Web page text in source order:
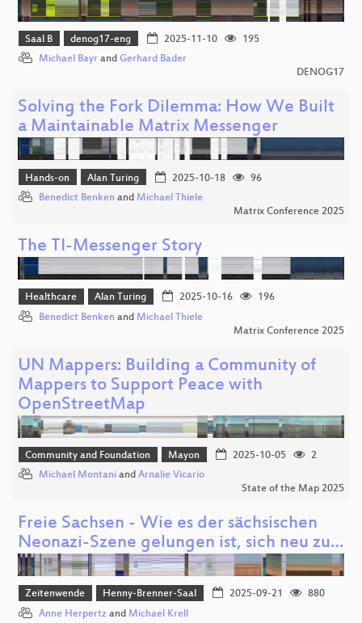
Saal B denog17-eng 2025-11-10
195
Michael Bayr and Gerhard Bader
DENOG17
Solving the Fork Dilemma: How We Built
a Maintainable Matrix Messenger
Hands-on Alan Turing 2025-10-18
96
Benedict Benken and Michael Thiele
Matrix Conference 2025
The TI-Messenger Story
Healthcare Alan Turing 2025-10-16
196
Benedict Benken and Michael Thiele
Matrix Conference 2025
UN Mappers: Building a Community of
Mappers to Support Peace with
OpenStreetMap
Community and Foundation Mayon 2025-10-05
2
Michael Montani and Arnalie Vicario
State of the Map 2025
Freie Sachsen - Wie es der sächsischen
Neonazi-Szene gelungen ist, sich neu zu…
Zeitenwende Henny-Brenner-Saal 2025-09-21
880
Anne Herpertz and Michael Krell